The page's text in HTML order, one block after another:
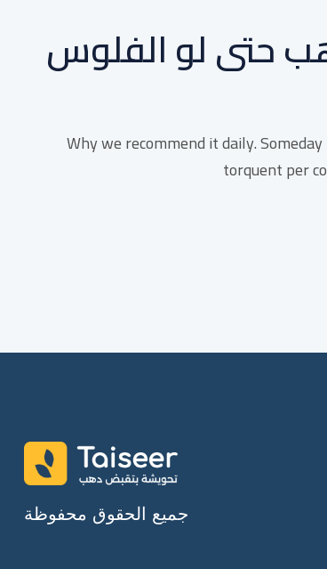
حتى لو الفلوس
Why we recommend it daily.
torquent per
جميع الحقوق محفوظة